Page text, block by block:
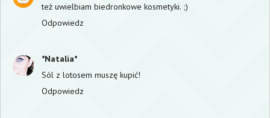
też uwielbiam biedronkowe kosmetyki. ;)
Odpowiedz
*Natalia*
Sól z lotosem muszę kupić!
Odpowiedz